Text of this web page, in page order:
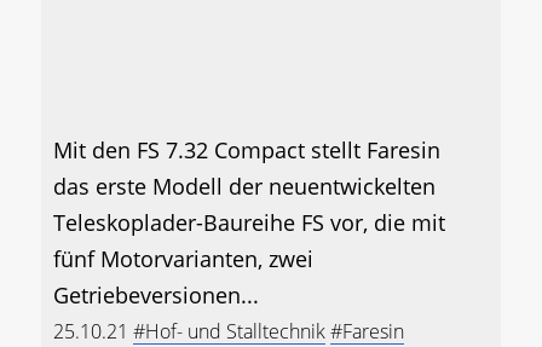
Mit den FS 7.32 Compact stellt Faresin
das erste Modell der neuentwickelten
Teleskoplader-Baureihe FS vor, die mit
fünf Motorvarianten, zwei
Getriebeversionen...
25.10.21 #Hof- und Stalltechnik#Faresin